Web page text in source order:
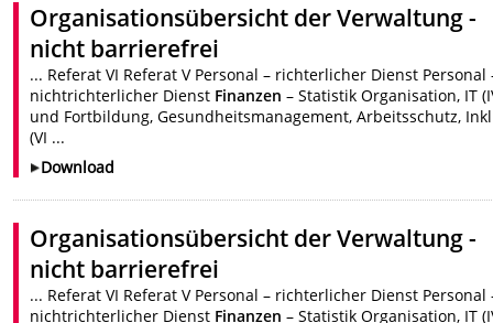
Organisationsübersicht der Verwaltung -
nicht barrierefrei
... Referat VI Referat V Personal – richterlicher Dienst Personal
nichtrichterlicher Dienst Finanzen – Statistik Organisation, IT
und Fortbildung, Gesundheitsmanagement, Arbeitsschutz,
(VI ...
Download
Organisationsübersicht der Verwaltung -
nicht barrierefrei
... Referat VI Referat V Personal – richterlicher Dienst Personal
nichtrichterlicher Dienst Finanzen – Statistik Organisation, IT